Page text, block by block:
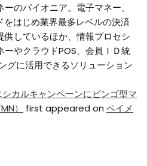
のパイオニア。電子マネー、
をはじめ業界最多レベルの決済
しているほか、情報プロセシ
ーやクラウドPOS、会員ＩＤ統
グに活用できるソリューション
カルキャンペーンにビンゴ型マ
）
first appeared on ペイメ